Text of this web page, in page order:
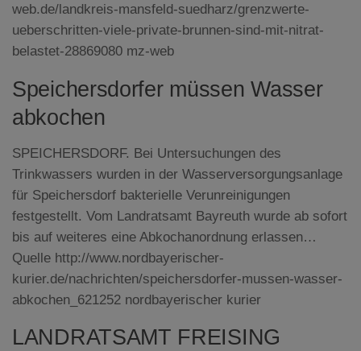
web.de/landkreis-mansfeld-suedharz/grenzwerte-
ueberschritten-viele-private-brunnen-sind-mit-nitrat-
belastet-28869080 mz-web
Speichersdorfer müssen Wasser
abkochen
SPEICHERSDORF. Bei Untersuchungen des
Trinkwassers wurden in der Wasserversorgungsanlage
für Speichersdorf bakterielle Verunreinigungen
festgestellt. Vom Landratsamt Bayreuth wurde ab sofort
bis auf weiteres eine Abkochanordnung erlassen…
Quelle http://www.nordbayerischer-
kurier.de/nachrichten/speichersdorfer-mussen-wasser-
abkochen_621252 nordbayerischer kurier
LANDRATSAMT FREISING